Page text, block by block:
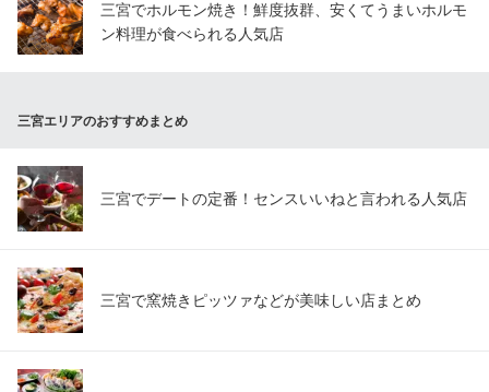
三宮でホルモン焼き！鮮度抜群、安くてうまいホルモ
ン料理が食べられる人気店
三宮エリアのおすすめまとめ
三宮でデートの定番！センスいいねと言われる人気店
三宮で窯焼きピッツァなどが美味しい店まとめ